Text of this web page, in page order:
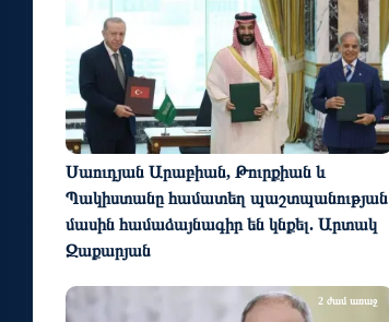
Սաուդյան Արաբիան, Թուրքիան և
Պակիստանը համատեղ պաշտպանության
մասին համաձայնագիր են կնքել. Արտակ
Զաքարյան
2 ժամ առաջ